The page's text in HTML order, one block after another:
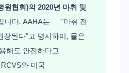
원협회)의 2020년 마취 및
니다. AAHA는 — "마취 전
장된다"고 명시하며, 물은
해도 안전하다고
와 미국